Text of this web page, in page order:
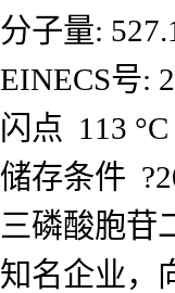
分子量:
EINECS号:
闪点 113 °C
储存条件
三磷酸胞苷
知名企业，